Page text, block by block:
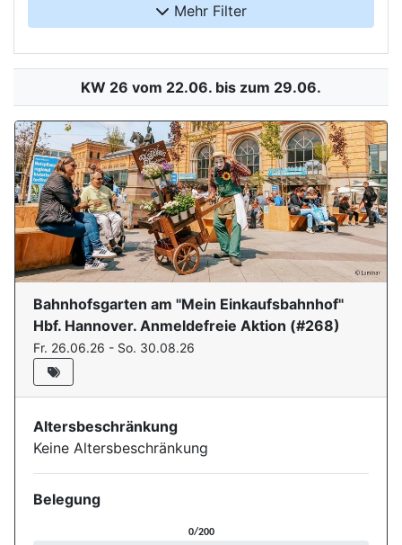
Mehr Filter
KW 26 vom 22.06. bis zum 29.06.
Bahnhofsgarten am "Mein Einkaufsbahnhof"
Hbf. Hannover. Anmeldefreie Aktion (#268)
Fr. 26.06.26 - So. 30.08.26
Altersbeschränkung
Keine Altersbeschränkung
Belegung
0/200Aktuelle Belegung für die